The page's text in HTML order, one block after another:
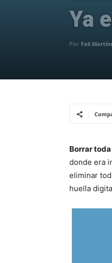
Ya
Por Fali
Borrar
donde era
eliminar
huella